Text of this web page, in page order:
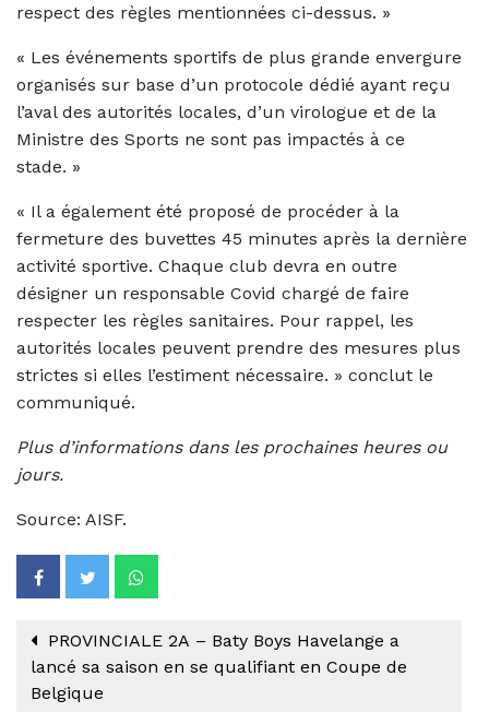
respect des règles mentionnées ci-dessus. »
« Les événements sportifs de plus grande envergure
organisés sur base d’un protocole dédié ayant reçu
l’aval des autorités locales, d’un virologue et de la
Ministre des Sports ne sont pas impactés à ce
stade. »
« Il a également été proposé de procéder à la
fermeture des buvettes 45 minutes après la dernière
activité sportive. Chaque club devra en outre
désigner un responsable Covid chargé de faire
respecter les règles sanitaires. Pour rappel, les
autorités locales peuvent prendre des mesures plus
strictes si elles l’estiment nécessaire. » conclut le
communiqué.
Plus d’informations dans les prochaines heures ou
jours.
Source: AISF.
PROVINCIALE 2A – Baty Boys Havelange a
lancé sa saison en se qualifiant en Coupe de
Belgique